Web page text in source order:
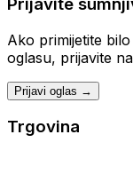
Ako primijetite
oglasu, prijavite
Prijavi oglas →
Trgovina